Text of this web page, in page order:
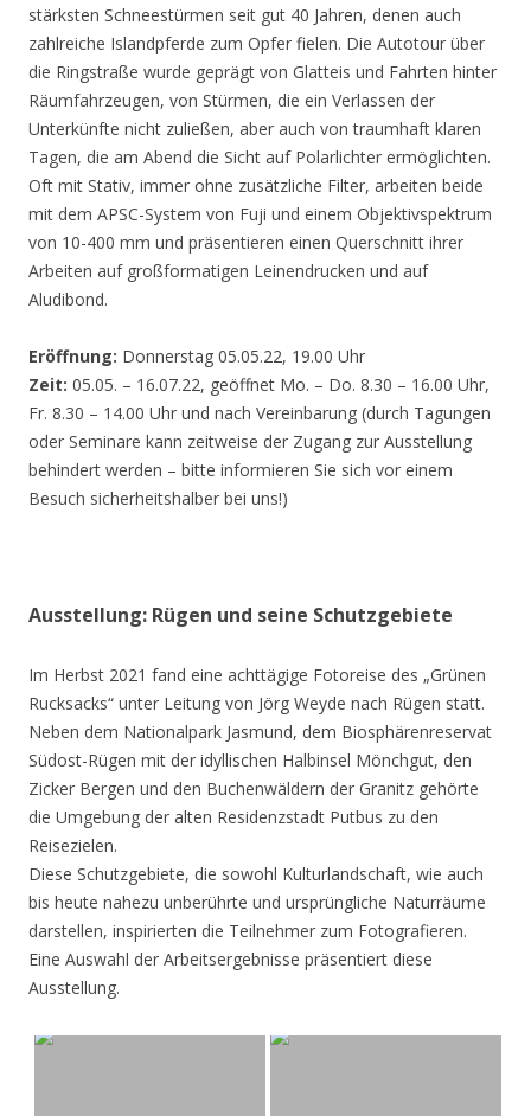
stärksten Schneestürmen seit gut 40 Jahren, denen auch
zahlreiche Islandpferde zum Opfer fielen. Die Autotour über
die Ringstraße wurde geprägt von Glatteis und Fahrten hinter
Räumfahrzeugen, von Stürmen, die ein Verlassen der
Unterkünfte nicht zuließen, aber auch von traumhaft klaren
Tagen, die am Abend die Sicht auf Polarlichter ermöglichten.
Oft mit Stativ, immer ohne zusätzliche Filter, arbeiten beide
mit dem APSC-System von Fuji und einem Objektivspektrum
von 10-400 mm und präsentieren einen Querschnitt ihrer
Arbeiten auf großformatigen Leinendrucken und auf
Aludibond.
Eröffnung: Donnerstag 05.05.22, 19.00 Uhr
Zeit: 05.05. – 16.07.22, geöffnet Mo. – Do. 8.30 – 16.00 Uhr,
Fr. 8.30 – 14.00 Uhr und nach Vereinbarung (durch Tagungen
oder Seminare kann zeitweise der Zugang zur Ausstellung
behindert werden – bitte informieren Sie sich vor einem
Besuch sicherheitshalber bei uns!)
Ausstellung: Rügen und seine Schutzgebiete
Im Herbst 2021 fand eine achttägige Fotoreise des „Grünen
Rucksacks“ unter Leitung von Jörg Weyde nach Rügen statt.
Neben dem Nationalpark Jasmund, dem Biosphärenreservat
Südost-Rügen mit der idyllischen Halbinsel Mönchgut, den
Zicker Bergen und den Buchenwäldern der Granitz gehörte
die Umgebung der alten Residenzstadt Putbus zu den
Reisezielen.
Diese Schutzgebiete, die sowohl Kulturlandschaft, wie auch
bis heute nahezu unberührte und ursprüngliche Naturräume
darstellen, inspirierten die Teilnehmer zum Fotografieren.
Eine Auswahl der Arbeitsergebnisse präsentiert diese
Ausstellung.